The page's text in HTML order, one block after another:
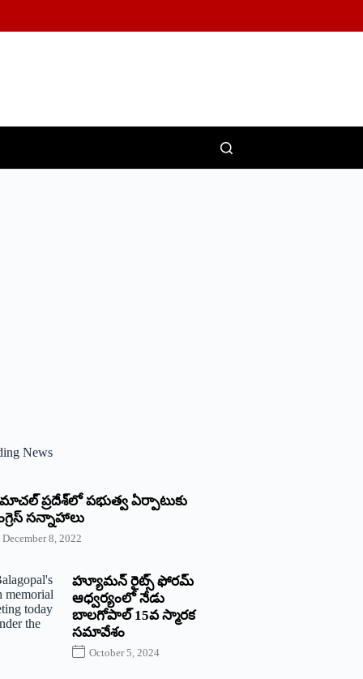
News
‌ప్రదేశ్‌లో పభుత్వ ఏర్పాటుకు
‌సన్నాహాలు
December 8, 2022
హ్యూమన్‌ రైట్స్‌ ఫోరమ్‌
ఆధ్వర్యంలో నేడు
బాలగోపాల్‌ 15వ స్మారక
సమావేశం
October 5, 2024